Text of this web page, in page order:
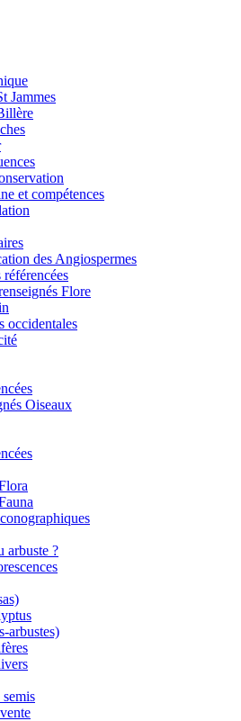
Jammes
et compétences
des Angiospermes
Flore
occidentales
Oiseaux
arbuste ?
arbustes)